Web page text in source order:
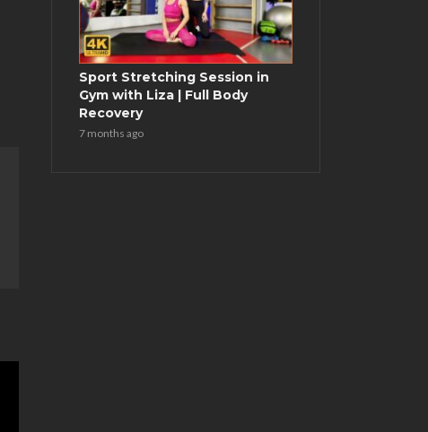
Sport Stretching Session in
Gym with Liza | Full Body
Recovery
7 months ago